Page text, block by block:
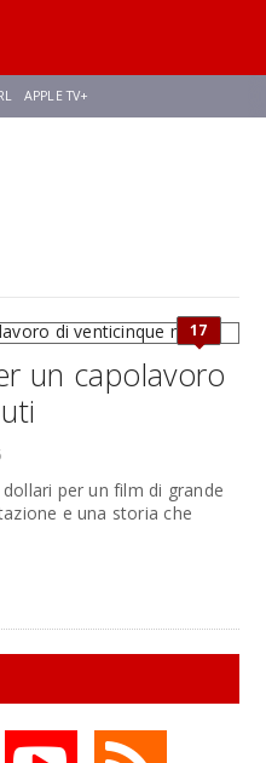
APPLE TV+
17
un capolavoro
per un film di grande
e una storia che